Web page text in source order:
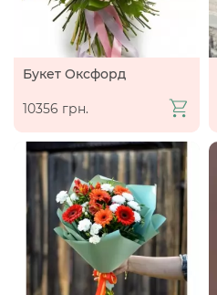
Букет Оксфорд
10356 грн.